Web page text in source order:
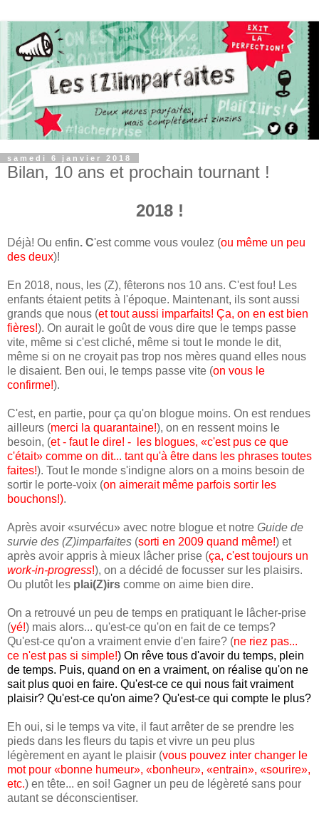
samedi 6 janvier 2018
Bilan, 10 ans et prochain tournant !
2018 !
Déjà! Ou enfin. C'est comme vous voulez (ou même un peu
des deux)!
En 2018, nous, les (Z), fêterons nos 10 ans. C'est fou! Les
enfants étaient petits à l'époque. Maintenant, ils sont aussi
grands que nous (et tout aussi imparfaits! Ça, on en est bien
fières!). On aurait le goût de vous dire que le temps passe
vite, même si c'est cliché, même si tout le monde le dit,
même si on ne croyait pas trop nos mères quand elles nous
le disaient. Ben oui, le temps passe vite (on vous le
confirme!).
C'est, en partie, pour ça qu'on blogue moins. On est rendues
ailleurs (merci la quarantaine!), on en ressent moins le
besoin, (et - faut le dire! - les blogues, «c'est pus ce que
c'était» comme on dit... tant qu'à être dans les phrases toutes
faites!). Tout le monde s'indigne alors on a moins besoin de
sortir le porte-voix (on aimerait même parfois sortir les
bouchons!).
Après avoir «survécu» avec notre blogue et notre Guide de
survie des (Z)imparfaites (sorti en 2009 quand même!) et
après avoir appris à mieux lâcher prise (ça, c'est toujours un
work-in-progress!), on a décidé de focusser sur les plaisirs.
Ou plutôt les plai(Z)irs comme on aime bien dire.
On a retrouvé un peu de temps en pratiquant le lâcher-prise
(yé!) mais alors... qu'est-ce qu'on en fait de ce temps?
Qu'est-ce qu'on a vraiment envie d'en faire? (ne riez pas...
ce n'est pas si simple!) On rêve tous d'avoir du temps, plein
de temps. Puis, quand on en a vraiment, on réalise qu'on ne
sait plus quoi en faire. Qu'est-ce ce qui nous fait vraiment
plaisir? Qu'est-ce qu'on aime? Qu'est-ce qui compte le plus?
Eh oui, si le temps va vite, il faut arrêter de se prendre les
pieds dans les fleurs du tapis et vivre un peu plus
légèrement en ayant le plaisir (vous pouvez inter changer le
mot pour «bonne humeur», «bonheur», «entrain», «sourire»,
etc.) en tête... en soi! Gagner un peu de légèreté sans pour
autant se déconscientiser.